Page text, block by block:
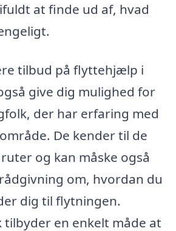
at finde ud af, hvad
tilbud på flyttehjælp i
give dig mulighed for
der har erfaring med
De kender til de
og kan måske også
om, hvordan du
dig til flytningen.
tilbyder en enkelt måde at